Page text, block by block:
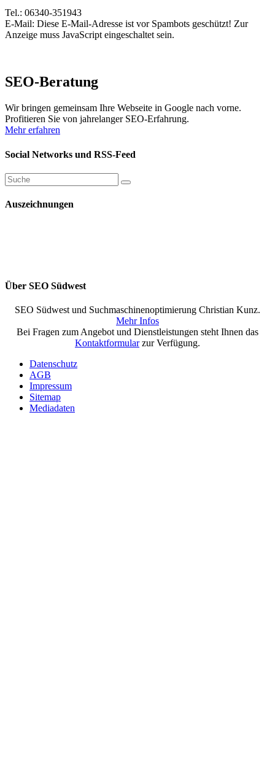
Tel.: 06340-351943
E-Mail: Diese E-Mail-Adresse ist vor Spambots geschützt! Zur
Anzeige muss JavaScript eingeschaltet sein.
SEO-Beratung
Wir bringen gemeinsam Ihre Webseite in Google nach vorne.
Profitieren Sie von jahrelanger SEO-Erfahrung.
Mehr erfahren
Social Networks und RSS-Feed
Auszeichnungen
Über SEO Südwest
SEO Südwest und Suchmaschinenoptimierung Christian Kunz.
Mehr Infos
Bei Fragen zum Angebot und Dienstleistungen steht Ihnen das
Kontaktformularzur Verfügung.
Datenschutz
AGB
Impressum
Sitemap
Mediadaten